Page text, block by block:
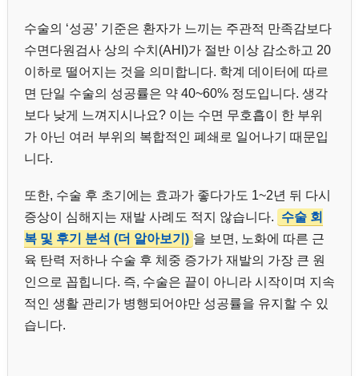
수술의 ‘성공’ 기준은 환자가 느끼는 주관적 만족감보다
수면다원검사 상의 수치(AHI)가 절반 이상 감소하고 20
이하로 떨어지는 것을 의미합니다. 학계 데이터에 따르
면 단일 수술의 성공률은 약 40~60% 정도입니다. 생각
보다 낮게 느껴지시나요? 이는 수면 무호흡이 한 부위
가 아닌 여러 부위의 복합적인 폐쇄로 일어나기 때문입
니다.
또한, 수술 후 초기에는 효과가 좋다가도 1~2년 뒤 다시
증상이 심해지는 재발 사례도 적지 않습니다.
수술 회
복 및 후기 분석 (더 알아보기) 을 보면, 노화에 따른 근
육 탄력 저하나 수술 후 체중 증가가 재발의 가장 큰 원
인으로 꼽힙니다. 즉, 수술은 끝이 아니라 시작이며 지속
적인 생활 관리가 병행되어야만 성공률을 유지할 수 있
습니다.